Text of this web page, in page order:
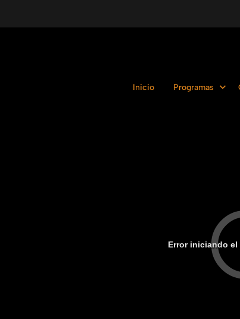
Inicio Programas
Error iniciando